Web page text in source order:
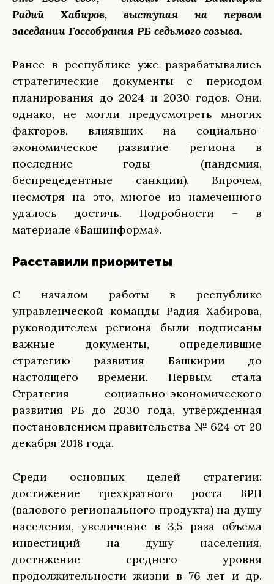
Радий Хабиров, выступая на первом
заседании Госсобрания РБ седьмого созыва.
Ранее в республике уже разрабатывались
стратегические документы с периодом
планирования до 2024 и 2030 годов. Они,
однако, не могли предусмотреть многих
факторов, влиявших на социально-
экономическое развитие региона в
последние годы (пандемия,
беспрецедентные санкции). Впрочем,
несмотря на это, многое из намеченного
удалось достичь. Подробности – в
материале «Башинформа».
Расставили приоритеты
С началом работы в республике
управленческой команды Радия Хабирова,
руководителем региона были подписаны
важные документы, определившие
стратегию развития Башкирии до
настоящего времени. Первым стала
Стратегия социально-экономического
развития РБ до 2030 года, утвержденная
постановлением правительства № 624 от 20
декабря 2018 года.
Среди основных целей стратегии:
достижение трехкратного роста ВРП
(валового регионального продукта) на душу
населения, увеличение в 3,5 раза объема
инвестиций на душу населения,
достижение среднего уровня
продолжительности жизни в 76 лет и др.